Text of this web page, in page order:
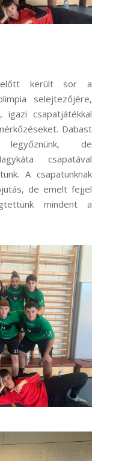
került sor a
selejtezőjére,
igazi csapatjátékkal
Dabast
de
csapatával
A csapatunknak
de emelt fejjel
mindent a